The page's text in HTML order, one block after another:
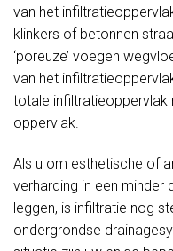
van het
klinkers of betonnen
‘poreuze’ voegen
van het
totale infiltratieoppervlak
oppervlak.
Als u om esthetische of
verharding in een
leggen, is infiltratie nog
ondergrondse